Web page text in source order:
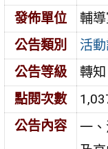
發佈單位
輔
公告類別
活
公告等級
轉知
點閱次數
公告內容
一